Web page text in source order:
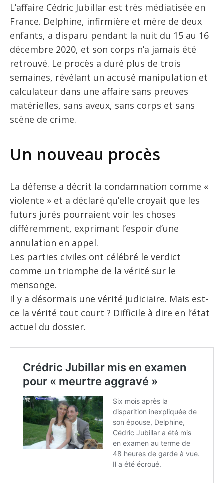
L’affaire Cédric Jubillar est très médiatisée en
France. Delphine, infirmière et mère de deux
enfants, a disparu pendant la nuit du 15 au 16
décembre 2020, et son corps n’a jamais été
retrouvé. Le procès a duré plus de trois
semaines, révélant un accusé manipulation et
calculateur dans une affaire sans preuves
matérielles, sans aveux, sans corps et sans
scène de crime.
Un nouveau procès
La défense a décrit la condamnation comme «
violente » et a déclaré qu’elle croyait que les
futurs jurés pourraient voir les choses
différemment, exprimant l’espoir d’une
annulation en appel.
Les parties civiles ont célébré le verdict
comme un triomphe de la vérité sur le
mensonge.
Il y a désormais une vérité judiciaire. Mais est-
ce la vérité tout court ? Difficile à dire en l’état
actuel du dossier.